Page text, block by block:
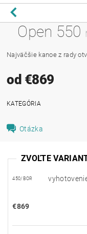
Open 550
Najväčšie kanoe z rady
od €869
KATEGÓRIA
Otázka
ZVOĽTE
450/BOR
€869